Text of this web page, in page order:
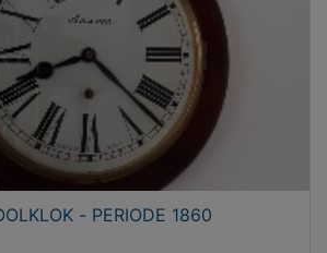
- PERIODE 1860